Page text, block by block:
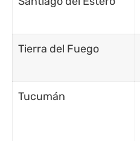
Tierra del Fuego
Tucumán